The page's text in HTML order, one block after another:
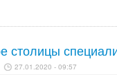
столицы
27.01.2020 - 09:57